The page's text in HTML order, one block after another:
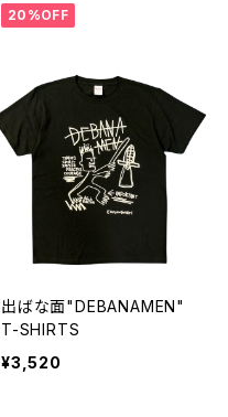
20%OFF
出ばな面"DEBANAMEN"
T-SHIRTS
¥3,520